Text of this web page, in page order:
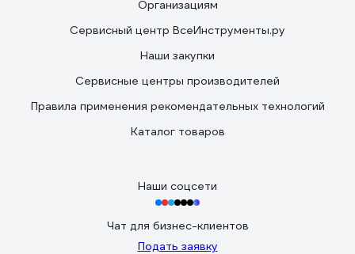
Организациям
Сервисный центр ВсеИнструменты.ру
Наши закупки
Сервисные центры производителей
Правила применения рекомендательных технологий
Каталог товаров
Наши соцсети
Чат для бизнес-клиентов
Подать заявку